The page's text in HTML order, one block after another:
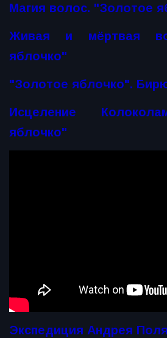
Магия волос. "Золотое
Живая и мёртвая
яблочко"
"Золотое яблочко".
Исцеление
яблочко"
Экспедиция Андрея